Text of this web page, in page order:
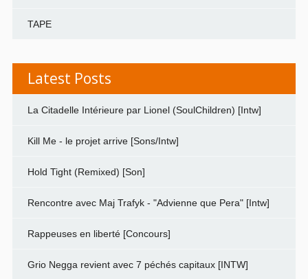
TAPE
Latest Posts
La Citadelle Intérieure par Lionel (SoulChildren) [Intw]
Kill Me - le projet arrive [Sons/Intw]
Hold Tight (Remixed) [Son]
Rencontre avec Maj Trafyk - "Advienne que Pera" [Intw]
Rappeuses en liberté [Concours]
Grio Negga revient avec 7 péchés capitaux [INTW]